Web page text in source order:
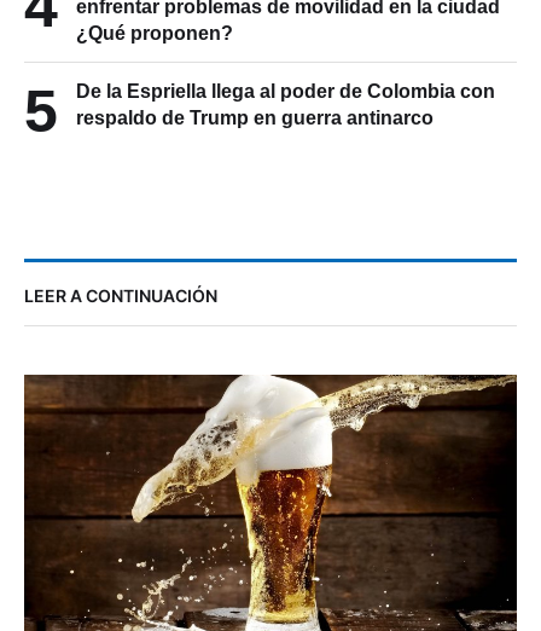
4
enfrentar problemas de movilidad en la ciudad
¿Qué proponen?
5
De la Espriella llega al poder de Colombia con
respaldo de Trump en guerra antinarco